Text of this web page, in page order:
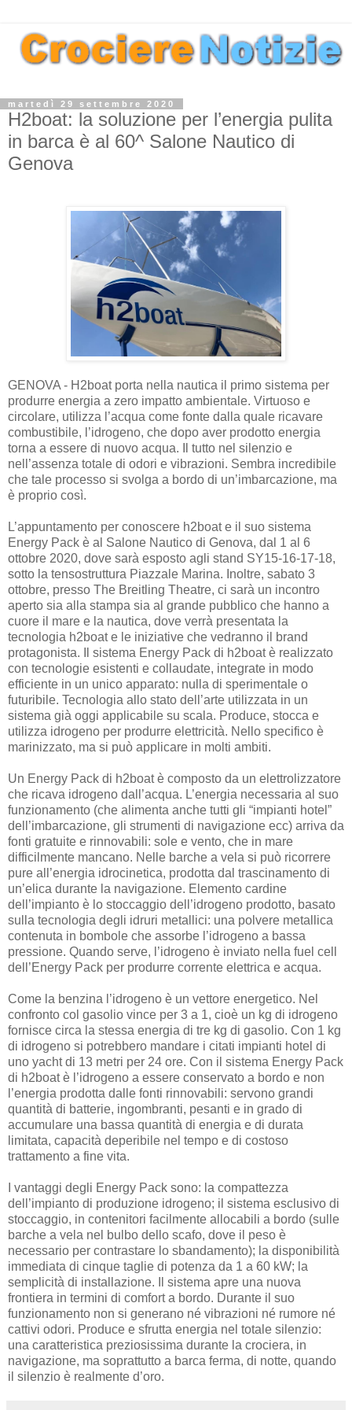
martedì 29 settembre 2020
H2boat: la soluzione per l’energia pulita
in barca è al 60^ Salone Nautico di
Genova
GENOVA - H2boat porta nella nautica il primo sistema per
produrre energia a zero impatto ambientale. Virtuoso e
circolare, utilizza l’acqua come fonte dalla quale ricavare
combustibile, l’idrogeno, che dopo aver prodotto energia
torna a essere di nuovo acqua. Il tutto nel silenzio e
nell’assenza totale di odori e vibrazioni. Sembra incredibile
che tale processo si svolga a bordo di un’imbarcazione, ma
è proprio così.
L’appuntamento per conoscere h2boat e il suo sistema
Energy Pack è al Salone Nautico di Genova, dal 1 al 6
ottobre 2020, dove sarà esposto agli stand SY15-16-17-18,
sotto la tensostruttura Piazzale Marina. Inoltre, sabato 3
ottobre, presso The Breitling Theatre, ci sarà un incontro
aperto sia alla stampa sia al grande pubblico che hanno a
cuore il mare e la nautica, dove verrà presentata la
tecnologia h2boat e le iniziative che vedranno il brand
protagonista. Il sistema Energy Pack di h2boat è realizzato
con tecnologie esistenti e collaudate, integrate in modo
efficiente in un unico apparato: nulla di sperimentale o
futuribile. Tecnologia allo stato dell’arte utilizzata in un
sistema già oggi applicabile su scala. Produce, stocca e
utilizza idrogeno per produrre elettricità. Nello specifico è
marinizzato, ma si può applicare in molti ambiti.
Un Energy Pack di h2boat è composto da un elettrolizzatore
che ricava idrogeno dall’acqua. L’energia necessaria al suo
funzionamento (che alimenta anche tutti gli “impianti hotel”
dell’imbarcazione, gli strumenti di navigazione ecc) arriva da
fonti gratuite e rinnovabili: sole e vento, che in mare
difficilmente mancano. Nelle barche a vela si può ricorrere
pure all’energia idrocinetica, prodotta dal trascinamento di
un’elica durante la navigazione. Elemento cardine
dell’impianto è lo stoccaggio dell’idrogeno prodotto, basato
sulla tecnologia degli idruri metallici: una polvere metallica
contenuta in bombole che assorbe l’idrogeno a bassa
pressione. Quando serve, l’idrogeno è inviato nella fuel cell
dell’Energy Pack per produrre corrente elettrica e acqua.
Come la benzina l’idrogeno è un vettore energetico. Nel
confronto col gasolio vince per 3 a 1, cioè un kg di idrogeno
fornisce circa la stessa energia di tre kg di gasolio. Con 1 kg
di idrogeno si potrebbero mandare i citati impianti hotel di
uno yacht di 13 metri per 24 ore. Con il sistema Energy Pack
di h2boat è l’idrogeno a essere conservato a bordo e non
l’energia prodotta dalle fonti rinnovabili: servono grandi
quantità di batterie, ingombranti, pesanti e in grado di
accumulare una bassa quantità di energia e di durata
limitata, capacità deperibile nel tempo e di costoso
trattamento a fine vita.
I vantaggi degli Energy Pack sono: la compattezza
dell’impianto di produzione idrogeno; il sistema esclusivo di
stoccaggio, in contenitori facilmente allocabili a bordo (sulle
barche a vela nel bulbo dello scafo, dove il peso è
necessario per contrastare lo sbandamento); la disponibilità
immediata di cinque taglie di potenza da 1 a 60 kW; la
semplicità di installazione. Il sistema apre una nuova
frontiera in termini di comfort a bordo. Durante il suo
funzionamento non si generano né vibrazioni né rumore né
cattivi odori. Produce e sfrutta energia nel totale silenzio:
una caratteristica preziosissima durante la crociera, in
navigazione, ma soprattutto a barca ferma, di notte, quando
il silenzio è realmente d’oro.